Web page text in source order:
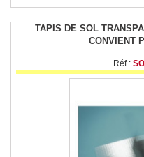
TAPIS DE SOL
CONVIENT
Réf :